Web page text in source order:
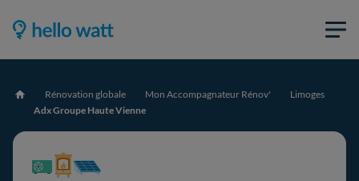
Accueil Rénovation globale Mon Accompagnateur Rénov'
Limoges
Adx Groupe Haute Vienne